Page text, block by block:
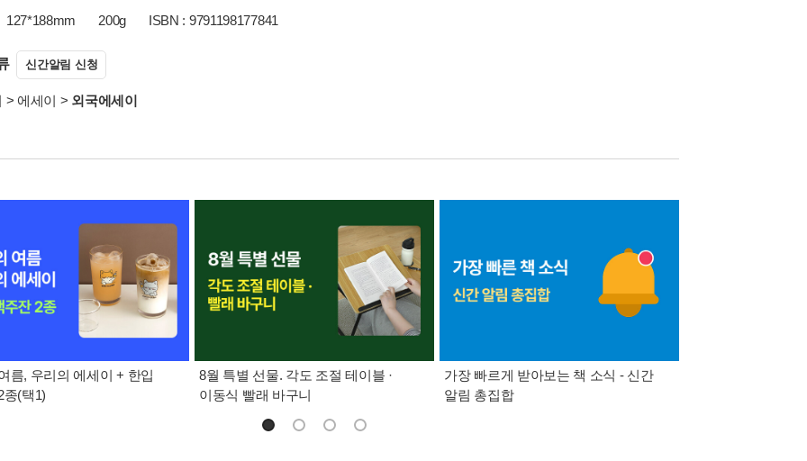
127*188mm 200g ISBN : 9791198177841
신간알림 신청
> 에세이 > 외국에세이
름, 우리의 에세이 + 한입
종(택1)
8월 특별 선물. 각도 조절 테이블 ·
이동식 빨래 바구니
가장 빠르게 받아보는 책 소식 - 신간
알림 총집합